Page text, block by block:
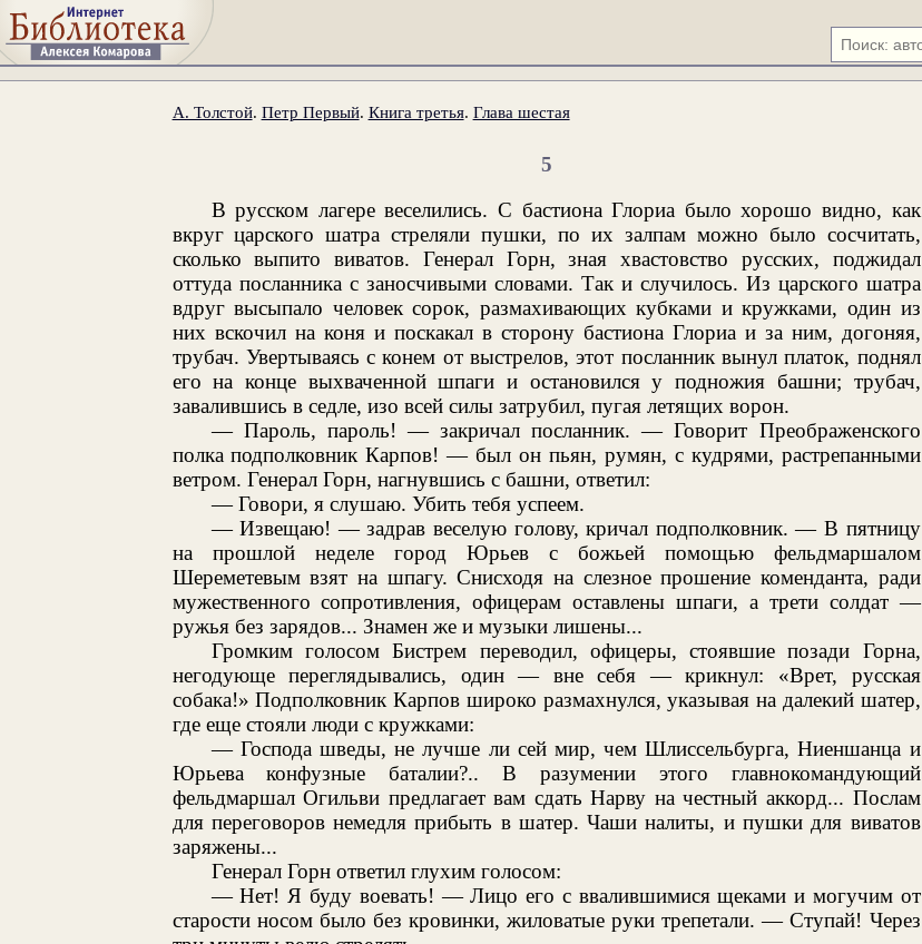
А. Толстой. Петр Первый. Книга третья. Глава шестая
5
В русском лагере веселились. С бастиона Глориа было хорошо видно, как
вкруг царского шатра стреляли пушки, по их залпам можно было сосчитать,
сколько выпито виватов. Генерал Горн, зная хвастовство русских, поджидал
оттуда посланника с заносчивыми словами. Так и случилось. Из царского шатра
вдруг высыпало человек сорок, размахивающих кубками и кружками, один из
них вскочил на коня и поскакал в сторону бастиона Глориа и за ним, догоняя,
трубач. Увертываясь с конем от выстрелов, этот посланник вынул платок, поднял
его на конце выхваченной шпаги и остановился у подножия башни; трубач,
завалившись в седле, изо всей силы затрубил, пугая летящих ворон.
— Пароль, пароль! — закричал посланник. — Говорит Преображенского
полка подполковник Карпов! — был он пьян, румян, с кудрями, растрепанными
ветром. Генерал Горн, нагнувшись с башни, ответил:
— Говори, я слушаю. Убить тебя успеем.
— Извещаю! — задрав веселую голову, кричал подполковник. — В пятницу
на прошлой неделе город Юрьев с божьей помощью фельдмаршалом
Шереметевым взят на шпагу. Снисходя на слезное прошение коменданта, ради
мужественного сопротивления, офицерам оставлены шпаги, а трети солдат —
ружья без зарядов... Знамен же и музыки лишены...
Громким голосом Бистрем переводил, офицеры, стоявшие позади Горна,
негодующе переглядывались, один — вне себя — крикнул: «Врет, русская
собака!» Подполковник Карпов широко размахнулся, указывая на далекий шатер,
где еще стояли люди с кружками:
— Господа шведы, не лучше ли сей мир, чем Шлиссельбурга, Ниеншанца и
Юрьева конфузные баталии?.. В разумении этого главнокомандующий
фельдмаршал Огильви предлагает вам сдать Нарву на честный аккорд... Послам
для переговоров немедля прибыть в шатер. Чаши налиты, и пушки для виватов
заряжены...
Генерал Горн ответил глухим голосом:
— Нет! Я буду воевать! — Лицо его с ввалившимися щеками и могучим от
старости носом было без кровинки, жиловатые руки трепетали. — Ступай! Через